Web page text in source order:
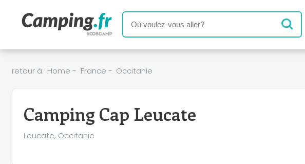
retour à: Home - France - Occitanie
Camping Cap Leucate
Leucate, Occitanie